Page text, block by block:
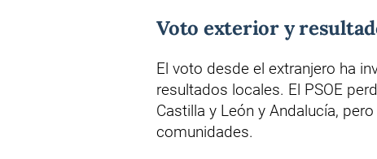
Voto exterior y
El voto desde el extranjero ha
resultados locales. El PSOE
Castilla y León y Andalucía,
comunidades.